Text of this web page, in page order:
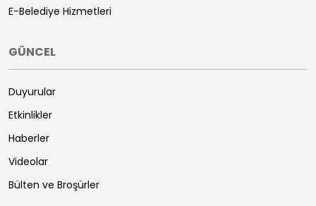
E-Belediye Hizmetleri
GÜNCEL
Duyurular
Etkinlikler
Haberler
Videolar
Bülten ve Broşürler